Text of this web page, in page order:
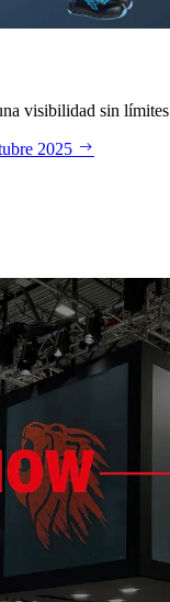
visibilidad sin límites
2025